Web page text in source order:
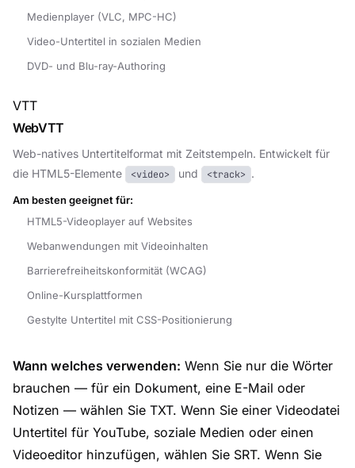
Medienplayer (VLC, MPC-HC)
Video-Untertitel in sozialen Medien
DVD- und Blu-ray-Authoring
VTT
WebVTT
Web-natives Untertitelformat mit Zeitstempeln. Entwickelt für
die HTML5-Elemente
<video> und <track> .
Am besten geeignet für:
HTML5-Videoplayer auf Websites
Webanwendungen mit Videoinhalten
Barrierefreiheitskonformität (WCAG)
Online-Kursplattformen
Gestylte Untertitel mit CSS-Positionierung
Wann welches verwenden: Wenn Sie nur die Wörter
brauchen — für ein Dokument, eine E-Mail oder
Notizen — wählen Sie TXT. Wenn Sie einer Videodatei
Untertitel für YouTube, soziale Medien oder einen
Videoeditor hinzufügen, wählen Sie SRT. Wenn Sie